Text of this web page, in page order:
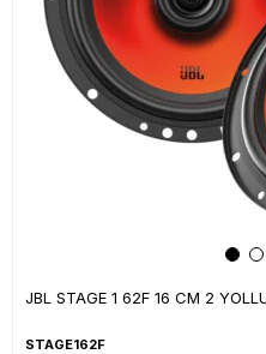
JBL STAGE 1 62F 16 CM 2
STAGE162F